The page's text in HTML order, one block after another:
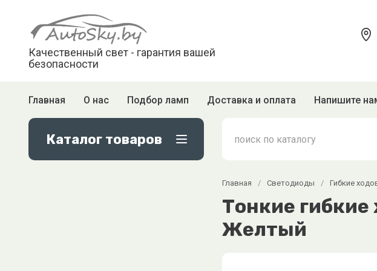
Качественный свет - гарантия вашей
безопасности
Главная О нас Подбор ламп Доставка и оплата Напишите
Каталог товаров
Главная / Светодиоды / Гибкие
Тонкие
Желтый